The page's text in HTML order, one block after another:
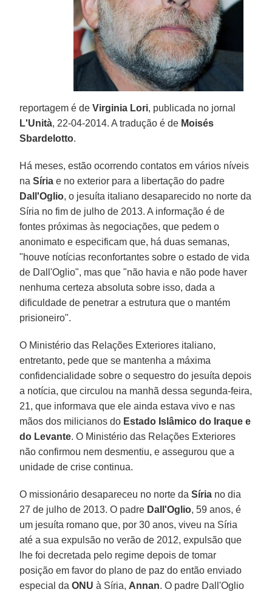
reportagem é deVirginia Lori, publicada no jornal
L'Unità, 22-04-2014. A tradução é de Moisés
Sbardelotto.
Há meses, estão ocorrendo contatos em vários níveis
naSíria e no exterior para a libertação do padre
Dall'Oglio, o jesuíta italiano desaparecido no norte da
Síria no fim de julho de 2013. A informação é de
fontes próximas às negociações, que pedem o
anonimato e especificam que, há duas semanas,
"houve notícias reconfortantes sobre o estado de vida
de Dall'Oglio", mas que "não havia e não pode haver
nenhuma certeza absoluta sobre isso, dada a
dificuldade de penetrar a estrutura que o mantém
prisioneiro".
O Ministério das Relações Exteriores italiano,
entretanto, pede que se mantenha a máxima
confidencialidade sobre o sequestro do jesuíta depois
a notícia, que circulou na manhã dessa segunda-feira,
21, que informava que ele ainda estava vivo e nas
mãos dos milicianos do Estado Islâmico do Iraque e
do Levante. O Ministério das Relações Exteriores
não confirmou nem desmentiu, e assegurou que a
unidade de crise continua.
O missionário desapareceu no norte daSíria no dia
27 de julho de 2013. O padre Dall'Oglio, 59 anos, é
um jesuíta romano que, por 30 anos, viveu na Síria
até a sua expulsão no verão de 2012, expulsão que
lhe foi decretada pelo regime depois de tomar
posição em favor do plano de paz do então enviado
especial daONU à Síria, Annan. O padre Dall'Oglio